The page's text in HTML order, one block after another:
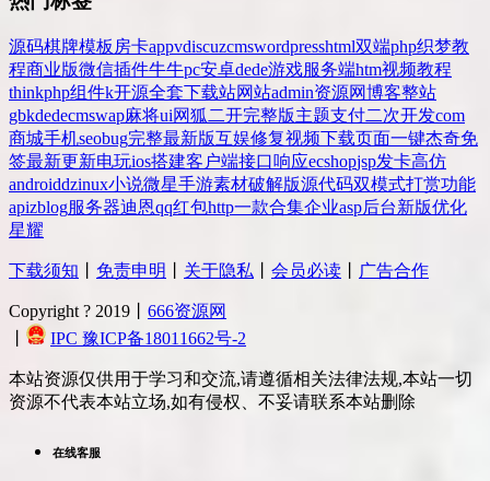
源码棋牌模板 房卡appvdiscuzcmswordpresshtml双端php织梦教
程商业版微信插件牛牛pc安卓dede游戏服务端htm视频教程
thinkphp组件k开源全套下载站网站admin资源网博客整站
gbkdedecmswap麻将ui网狐 二开完整版主题支付二次开发com
商城手机seobug完整最新版互娱修复视频下载页面一键杰奇免
签最新更新电玩ios搭建客户端接口响应ecshopjsp发卡高仿
androiddzinux小说微星手游素材破解版源代码双模式打赏功能
apizblog服务器迪恩qq红包http一款合集企业asp后台新版优化
星耀
下载须知 免责申明 关于隐私 会员必读 广告合作
Copyright ? 2019丨 666资源网
IPC 豫ICP备18011662号-2
本站资源仅供用于学习和交流,请遵循相关法律法规,本站一切
资源不代表本站立场,如有侵权、不妥请联系本站删除
在线客服